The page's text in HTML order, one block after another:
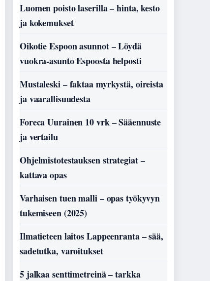
Luomen poisto laserilla – hinta, kesto
ja kokemukset
Oikotie Espoon asunnot – Löydä
vuokra-asunto Espoosta helposti
Mustaleski – faktaa myrkystä, oireista
ja vaarallisuudesta
Foreca Uurainen 10 vrk – Sääennuste
ja vertailu
Ohjelmistotestauksen strategiat –
kattava opas
Varhaisen tuen malli – opas työkyvyn
tukemiseen (2025)
Ilmatieteen laitos Lappeenranta – sää,
sadetutka, varoitukset
5 jalkaa senttimetreinä – tarkka